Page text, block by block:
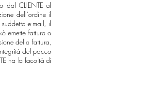
dal CLIENTE al
dell’ordine il
e-mail, il
emette fattura o
della fattura,
del pacco
ha la facoltà di